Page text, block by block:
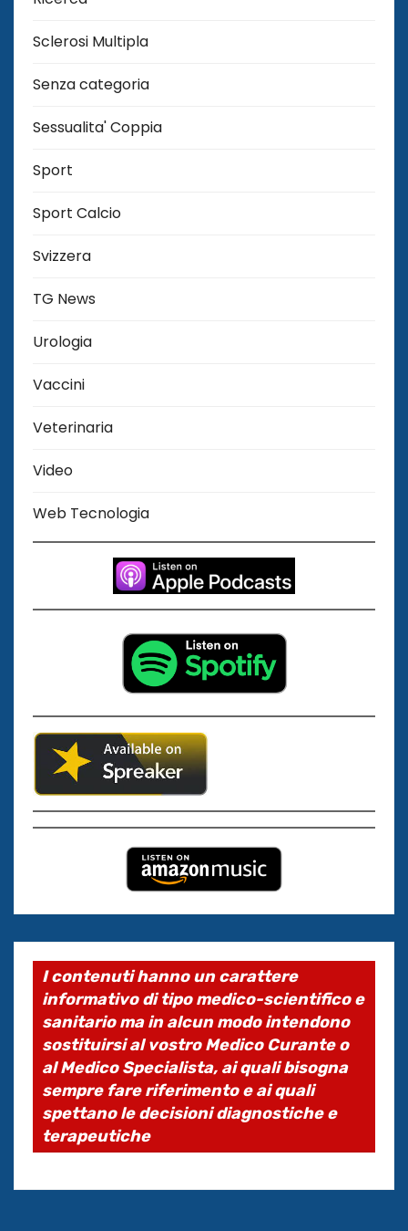
Sclerosi Multipla
Senza categoria
Sessualita' Coppia
Sport
Sport Calcio
Svizzera
TG News
Urologia
Vaccini
Veterinaria
Video
Web Tecnologia
I contenuti hanno un carattere
informativo di tipo medico-scientifico e
sanitario ma in alcun modo intendono
sostituirsi al vostro Medico Curante o
al Medico Specialista, ai quali bisogna
sempre fare riferimento e ai quali
spettano le decisioni diagnostiche e
terapeutiche